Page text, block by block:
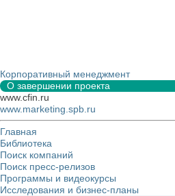
Корпоративный менеджмент
О завершении проекта
www.cfin.ru
www.marketing.spb.ru
Главная
Библиотека
Поиск компаний
Поиск пресс-релизов
Программы и видеокурсы
Исследования и бизнес-планы